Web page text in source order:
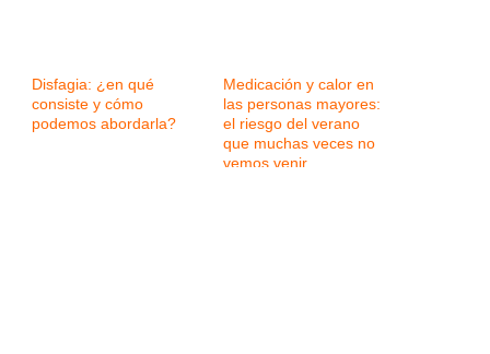
Disfagia: ¿en qué
consiste y cómo
podemos abordarla?
Medicación y calor en
las personas mayores:
el riesgo del verano
que muchas veces no
vemos venir